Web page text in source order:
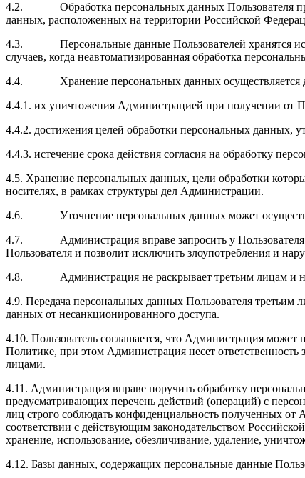
4.2. Обработка персональных данных Пользователя
данных, расположенных на территории Российской
4.3. Персональные данные Пользователей хранятся
случаев, когда неавтоматизированная обработка
4.4. Хранение персональных данных осуществляется до
4.4.1. их уничтожения Администрацией при получении от
4.4.2. достижения целей обработки персональных данных,
4.4.3. истечение срока действия согласия на обработку
4.5. Хранение персональных данных, цели обработки
носителях, в рамках структуры дел Администрации.
4.6. Уточнение персональных данных может
4.7. Администрация вправе запросить у Пользователя
Пользователя и позволит исключить злоупотребления и
4.8. Администрация не раскрывает третьим лицам и не
4.9. Передача персональных данных Пользователя
данных от несанкционированного доступа.
4.10. Пользователь соглашается, что Администрация
Политике, при этом Администрация несет
лицами.
4.11. Администрация вправе поручить обработку
предусматривающих перечень действий (операций) с
лиц строго соблюдать конфиденциальность полученных
соответствии с действующим законодательством
хранение, использование, обезличивание, удаление,
4.12. Базы данных, содержащих персональные данные